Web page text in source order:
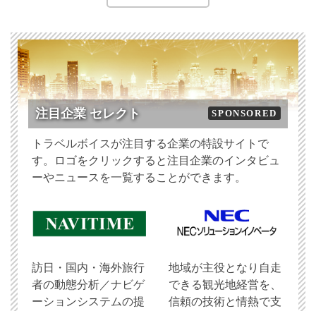
注目企業 セレクト SPONSORED
トラベルボイスが注目する企業の特設サイトで
す。ロゴをクリックすると注目企業のインタビュ
ーやニュースを一覧することができます。
訪日・国内・海外旅行
者の動態分析／ナビゲ
ーションシステムの提
地域が主役となり自走
できる観光地経営を、
信頼の技術と情熱で支